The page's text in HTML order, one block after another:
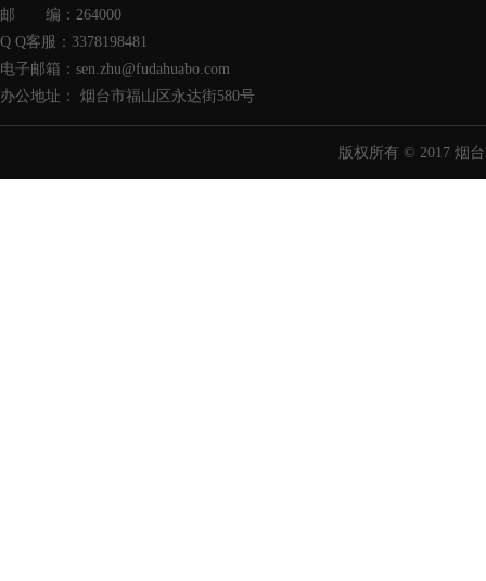
邮 编：264000
Q Q客服：3378198481
电子邮箱：sen.zhu@fudahuabo.com
办公地址： 烟台市福山区永达街580号
版权所有 © 2017 烟